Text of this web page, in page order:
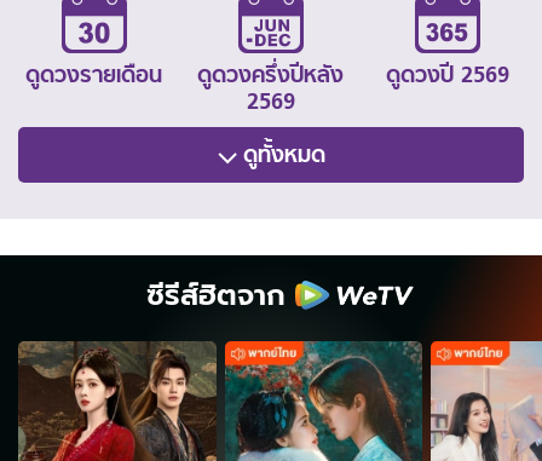
ดูดวงรายเดือน
ดูดวงครึ่งปีหลัง
2569
ดูดวงปี 2569
ดูทั้งหมด
ซีรีส์ฮิตจาก